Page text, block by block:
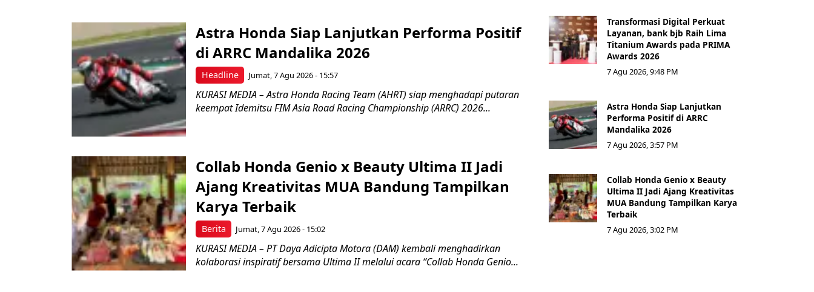
Headline
Astra Honda Siap Lanjutkan Performa Positif
di ARRC Mandalika 2026
Jumat, 7 Agu 2026 - 15:57
KURASI MEDIA – Astra Honda Racing Team (AHRT) siap menghadapi putaran
keempat Idemitsu FIM Asia Road Racing Championship (ARRC) 2026...
Berita
Collab Honda Genio x Beauty Ultima II Jadi
Ajang Kreativitas MUA Bandung Tampilkan
Karya Terbaik
Jumat, 7 Agu 2026 - 15:02
KURASI MEDIA – PT Daya Adicipta Motora (DAM) kembali menghadirkan
kolaborasi inspiratif bersama Ultima II melalui acara “Collab Honda Genio...
Transformasi Digital Perkuat
Layanan, bank bjb Raih Lima
Titanium Awards pada PRIMA
Awards 2026
7 Agu 2026, 9:48 PM
Astra Honda Siap Lanjutkan
Performa Positif di ARRC
Mandalika 2026
7 Agu 2026, 3:57 PM
Collab Honda Genio x Beauty
Ultima II Jadi Ajang Kreativitas
MUA Bandung Tampilkan Karya
Terbaik
7 Agu 2026, 3:02 PM